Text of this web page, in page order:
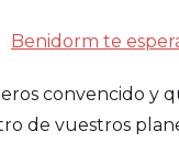
convencido y
de vuestros